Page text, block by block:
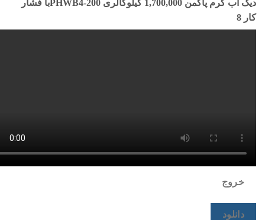
دیگ آب گرم پاکمن 1,700,000 کیلوکالری PHWB4-200با فشار
کار 8
خروج
دانلود